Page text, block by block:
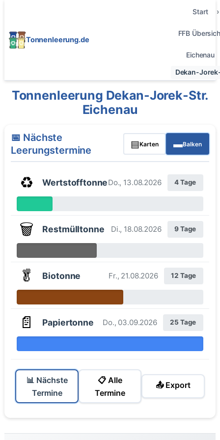
Tonnenleerung.de
Start
FFB
Eichenau
Dekan-
Tonnenleerung Dekan-Jorek-Str.
Eichenau
📅 Nächste
Leerungstermine
▤Karten ▬Balken
♻️ WertstofftonneDo., 13.08.2026 4 Tage
🗑️ Restmülltonne Di., 18.08.2026 9 Tage
🥬 Biotonne Fr., 21.08.2026 12 Tage
📄 Papiertonne Do., 03.09.2026 25 Tage
📊 Nächste
Termine
📋 Alle
Termine
📤 Export